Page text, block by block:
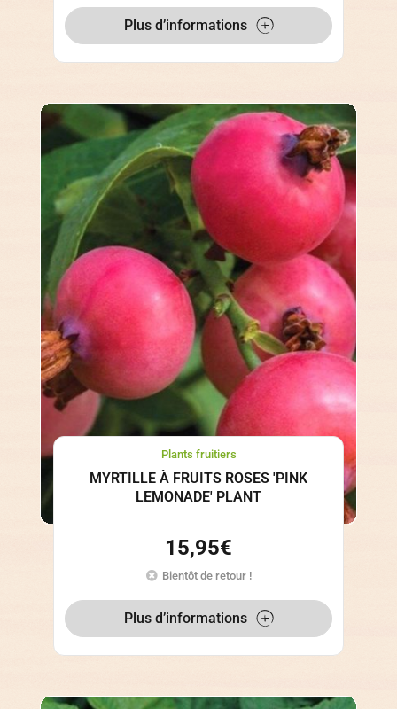
Plus d’informations
Plants fruitiers
MYRTILLE À FRUITS ROSES 'PINK
LEMONADE' PLANT
15,95€
Bientôt de retour !
Plus d’informations